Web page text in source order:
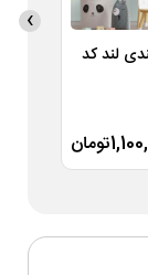
لند کد
›